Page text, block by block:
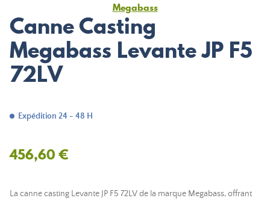
Megabass
Canne Casting
Megabass Levante JP F5
72LV
Expédition 24 - 48 H
456,60 €
La canne casting Levante JP F5 72LV de la marque Megabass, offrant